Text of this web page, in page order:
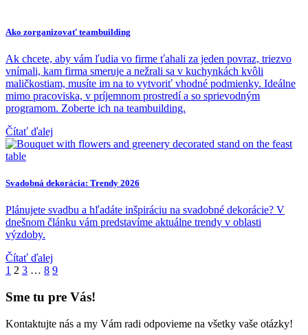
Ako zorganizovať teambuilding
Ak chcete, aby vám ľudia vo firme ťahali za jeden povraz, triezvo
vnímali, kam firma smeruje a nežrali sa v kuchynkách kvôli
maličkostiam, musíte im na to vytvoriť vhodné podmienky. Ideálne
mimo pracoviska, v príjemnom prostredí a so sprievodným
programom. Zoberte ich na teambuilding.
Čítať ďalej
Svadobná dekorácia: Trendy 2026
Plánujete svadbu a hľadáte inšpiráciu na svadobné dekorácie? V
dnešnom článku vám predstavíme aktuálne trendy v oblasti
výzdoby.
Čítať ďalej
1 2 3 … 8 9
Sme tu pre Vás!
Kontaktujte nás a my Vám radi odpovieme na všetky vaše otázky!